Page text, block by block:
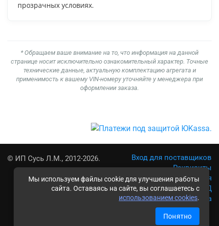
Мы используем файлы cookie для улучшения работы
сайта. Оставаясь на сайте, вы соглашаетесь с
использованием cookies.
Понятно
прозрачных условиях.
* Обращаем ваше внимание на то, что информация на данной
странице носит исключительно ознакомительный характер. Точные
технические данные, актуальную комплектацию агрегата и
применимость к вашему VIN-номеру уточняйте у менеджера при
оформлении заказа.
© ИП Сусь Л.М., 2012-2026.
Вход для поставщиков
Реквизиты
Условия использования
Политика обработки ПД
Карта сайта